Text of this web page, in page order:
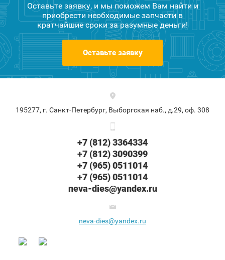
Оставьте заявку, и мы поможем Вам найти и
приобрести необходимые запчасти в
кратчайшие сроки за разумные деньги!
Оставьте заявку
195277, г. Санкт-Петербург, Выборгская наб., д.29, оф. 308
+7 (812) 3364334
+7 (812) 3090399
+7 (965) 0511014
+7 (965) 0511014
neva-dies@yandex.ru
neva-dies@yandex.ru